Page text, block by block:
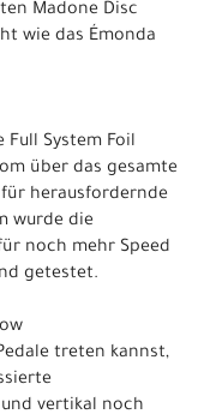
Madone Disc
wie das Émonda
System Foil
über das gesamte
herausfordernde
wurde die
noch mehr Speed
getestet.
treten kannst,
vertikal noch